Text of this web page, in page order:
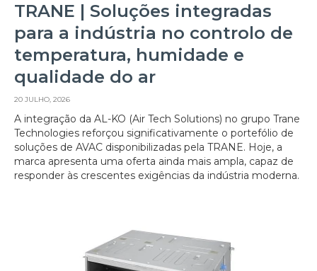
TRANE | Soluções integradas
para a indústria no controlo de
temperatura, humidade e
qualidade do ar
20 JULHO, 2026
A integração da AL-KO (Air Tech Solutions) no grupo Trane
Technologies reforçou significativamente o portefólio de
soluções de AVAC disponibilizadas pela TRANE. Hoje, a
marca apresenta uma oferta ainda mais ampla, capaz de
responder às crescentes exigências da indústria moderna.